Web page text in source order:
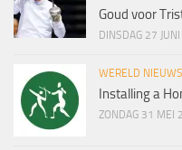
Goud voor
DINSDAG 27
WERELD NIEUWS
Installing a
ZONDAG 31 MEI